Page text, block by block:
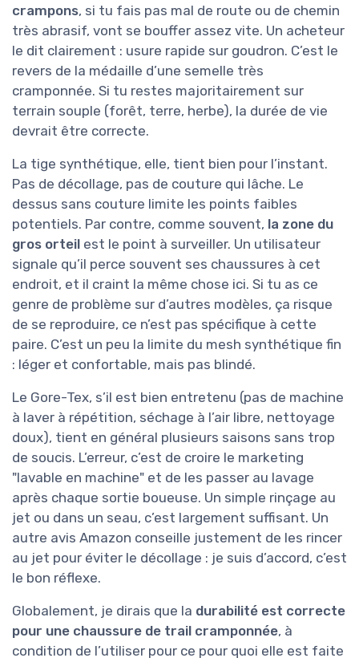
crampons, si tu fais pas mal de route ou de chemin
très abrasif, vont se bouffer assez vite. Un acheteur
le dit clairement : usure rapide sur goudron. C’est le
revers de la médaille d’une semelle très
cramponnée. Si tu restes majoritairement sur
terrain souple (forêt, terre, herbe), la durée de vie
devrait être correcte.
La tige synthétique, elle, tient bien pour l’instant.
Pas de décollage, pas de couture qui lâche. Le
dessus sans couture limite les points faibles
potentiels. Par contre, comme souvent, la zone du
gros orteil est le point à surveiller. Un utilisateur
signale qu’il perce souvent ses chaussures à cet
endroit, et il craint la même chose ici. Si tu as ce
genre de problème sur d’autres modèles, ça risque
de se reproduire, ce n’est pas spécifique à cette
paire. C’est un peu la limite du mesh synthétique fin
: léger et confortable, mais pas blindé.
Le Gore-Tex, s’il est bien entretenu (pas de machine
à laver à répétition, séchage à l’air libre, nettoyage
doux), tient en général plusieurs saisons sans trop
de soucis. L’erreur, c’est de croire le marketing
"lavable en machine" et de les passer au lavage
après chaque sortie boueuse. Un simple rinçage au
jet ou dans un seau, c’est largement suffisant. Un
autre avis Amazon conseille justement de les rincer
au jet pour éviter le décollage : je suis d’accord, c’est
le bon réflexe.
Globalement, je dirais que la durabilité est correcte
pour une chaussure de trail cramponnée, à
condition de l’utiliser pour ce pour quoi elle est faite